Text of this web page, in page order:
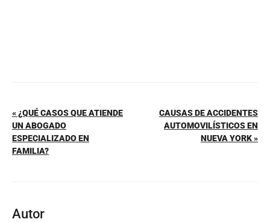
« ¿QUÉ CASOS QUE ATIENDE
UN ABOGADO
ESPECIALIZADO EN
FAMILIA?
CAUSAS DE ACCIDENTES
AUTOMOVILÍSTICOS EN
NUEVA YORK »
Autor